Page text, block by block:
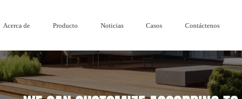
Acerca de Producto Noticias Casos Contáctenos